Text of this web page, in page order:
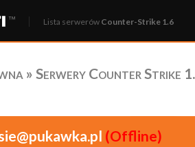
Lista serwerów Counter-Strike 1.6
» Serwery Counter Strike
(Offline)